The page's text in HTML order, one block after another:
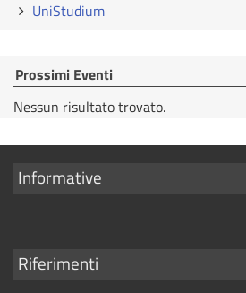
UniStudium
Prossimi Eventi
Nessun risultato trovato.
Mostra
Informative
Mostra
Riferimenti